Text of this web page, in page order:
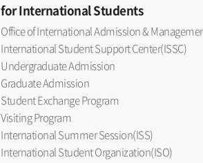
for International Students
Office of International Admission &
International Student Support Center(ISSC)
Undergraduate Admission
Graduate Admission
Student Exchange Program
Visiting Program
International Summer Session(ISS)
International Student Organization(ISO)